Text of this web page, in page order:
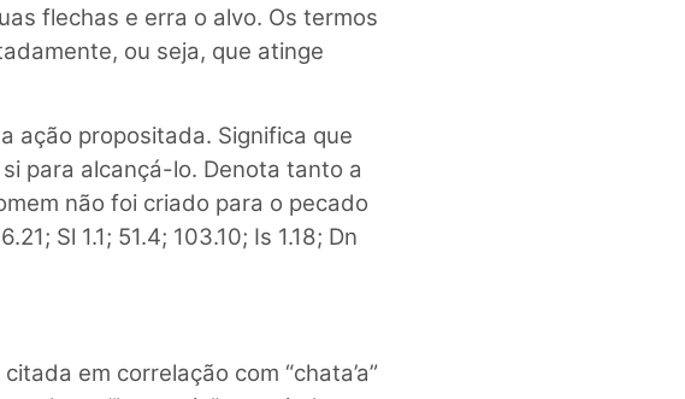
flechas e erra o alvo. Os termos
ou seja, que atinge
ação propositada. Significa que
para alcançá-lo. Denota tanto a
não foi criado para o pecado
Sl 1.1; 51.4; 103.10; Is 1.18; Dn
em correlação com “chata’a”